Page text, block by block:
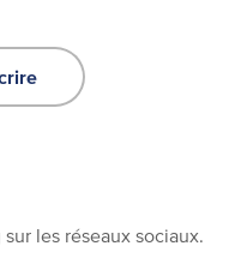
les réseaux sociaux.